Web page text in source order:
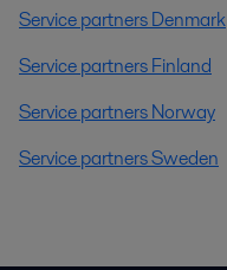
Service partners Denmark
Service partners Finland
Service partners Norway
Service partners Sweden